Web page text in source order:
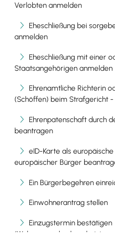
Verlobten anmelden
Eheschließung bei
anmelden
Eheschließung mit einer
Staatsangehörigen anmelden
Ehrenamtliche Richterin
(Schöffen) beim Strafgericht
Ehrenpatenschaft durch
beantragen
eID-Karte als
europäischer Bürger
Ein Bürgerbegehren
Einwohnerantrag stellen
Einzugstermin bestätigen